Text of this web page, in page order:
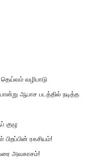
வழிபாடு
ஆபாச படத்தில் நடித்த
குழு
ரகசியம்!
வரை அவகாசம்!